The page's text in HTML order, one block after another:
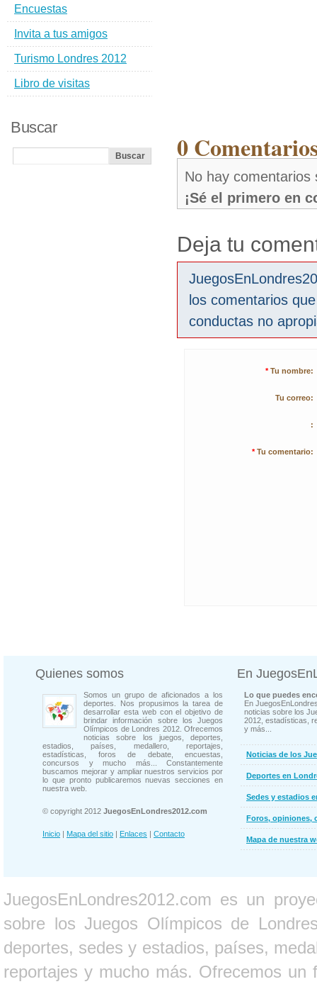
0
No hay comentarios
¡Sé el primero en
Deja tu
los comentarios
conductas no
* Tu nombre:
Tu correo:
:
* Tu comentario:
Encuestas
Invita a tus amigos
Turismo Londres 2012
Libro de visitas
Buscar
Quienes somos
Somos un grupo de aficionados a los
deportes. Nos propusimos la tarea de
desarrollar esta web con el objetivo de
brindar información sobre los Juegos
Olímpicos de Londres 2012. Ofrecemos
noticias sobre los juegos, deportes,
estadios, países, medallero, reportajes,
estadísticas, foros de debate, encuestas,
concursos y mucho más... Constantemente
buscamos mejorar y ampliar nuestros servicios por
lo que pronto publicaremos nuevas secciones en
nuestra web.
© copyright 2012 JuegosEnLondres2012.com
Inicio | Mapa del sitio | Enlaces | Contacto
En
Lo que puedes
En
noticias sobre los
2012, estadísticas,
y más...
Noticias de los
Deportes en
Sedes y estadios
Foros, opiniones,
Mapa de nuestra
JuegosEnLondres2012.com es un
sobre los Juegos Olímpicos de
deportes, sedes y estadios, países,
reportajes y mucho más. Ofrecemos un